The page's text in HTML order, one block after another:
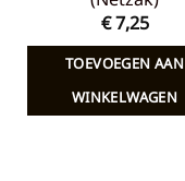
€7,25
TOEVOEGEN AAN
WINKELWAGEN